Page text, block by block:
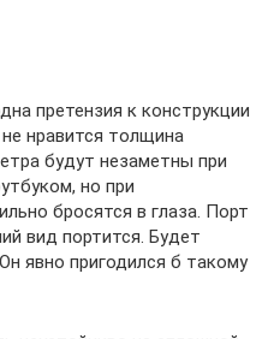
претензия к конструкции
нравится толщина
будут незаметны при
но при
бросятся в глаза. Порт
вид портится. Будет
явно пригодился б такому